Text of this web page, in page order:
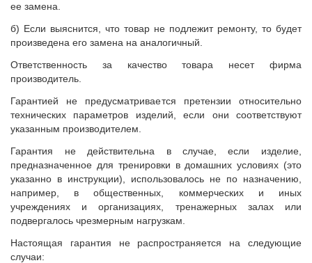
ее замена.
б) Если выяснится, что товар не подлежит ремонту, то будет
произведена его замена на аналогичный.
Ответственность за качество товара несет фирма
производитель.
Гарантией не предусматривается претензии относительно
технических параметров изделий, если они соответствуют
указанным производителем.
Гарантия не действительна в случае, если изделие,
предназначенное для тренировки в домашних условиях (это
указанно в инструкции), использовалось не по назначению,
например, в общественных, коммерческих и иных
учреждениях и организациях, тренажерных залах или
подвергалось чрезмерным нагрузкам.
Настоящая гарантия не распространяется на следующие
случаи: